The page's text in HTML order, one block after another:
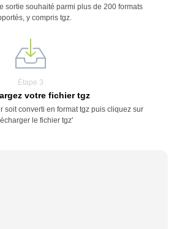
sortie souhaité parmi plus de 200 formats
y compris tgz.
Étape 3
votre fichier tgz
soit converti en format tgz puis cliquez sur
le fichier tgz'